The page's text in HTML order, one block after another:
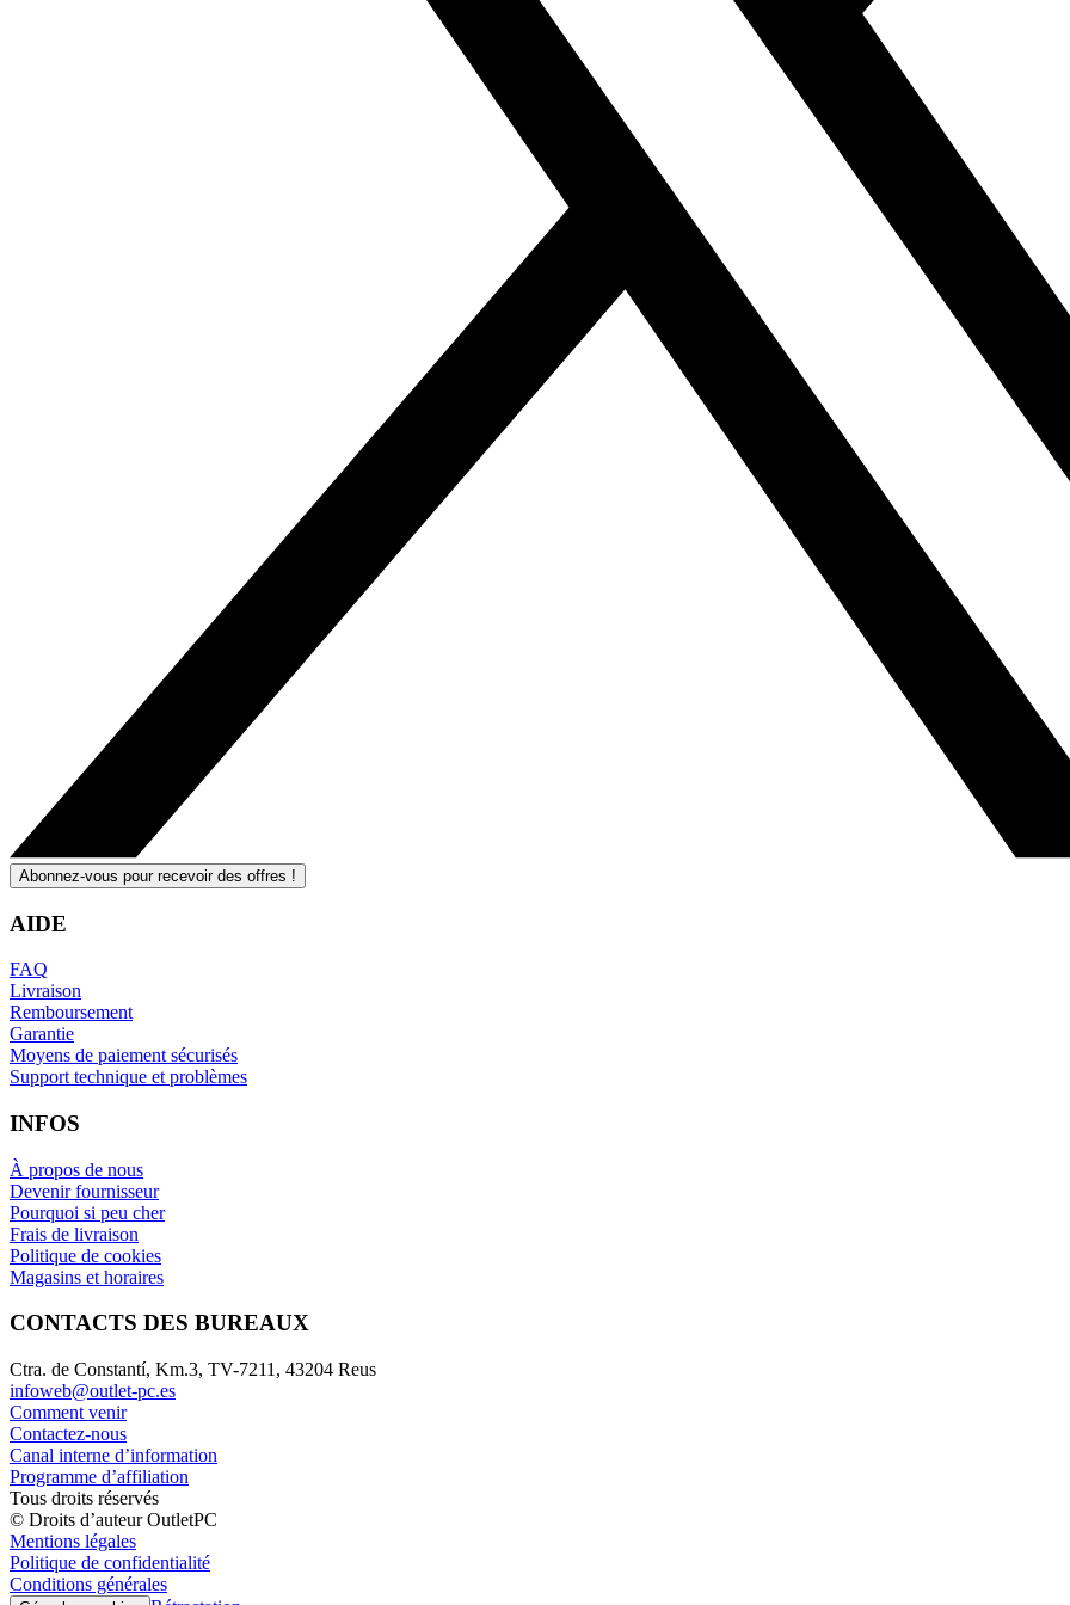
Abonnez-vous pour recevoir des offres !
AIDE
FAQ
Livraison
Remboursement
Garantie
Moyens de paiement sécurisés
Support technique et problèmes
INFOS
À propos de nous
Devenir fournisseur
Pourquoi si peu cher
Frais de livraison
Politique de cookies
Magasins et horaires
CONTACTS DES BUREAUX
Ctra. de Constantí, Km.3, TV-7211, 43204 Reus
infoweb@outlet-pc.es
Comment venir
Contactez-nous
Canal interne d’information
Programme d’affiliation
Tous droits réservés
© Droits d’auteur OutletPC
Mentions légales
Politique de confidentialité
Conditions générales